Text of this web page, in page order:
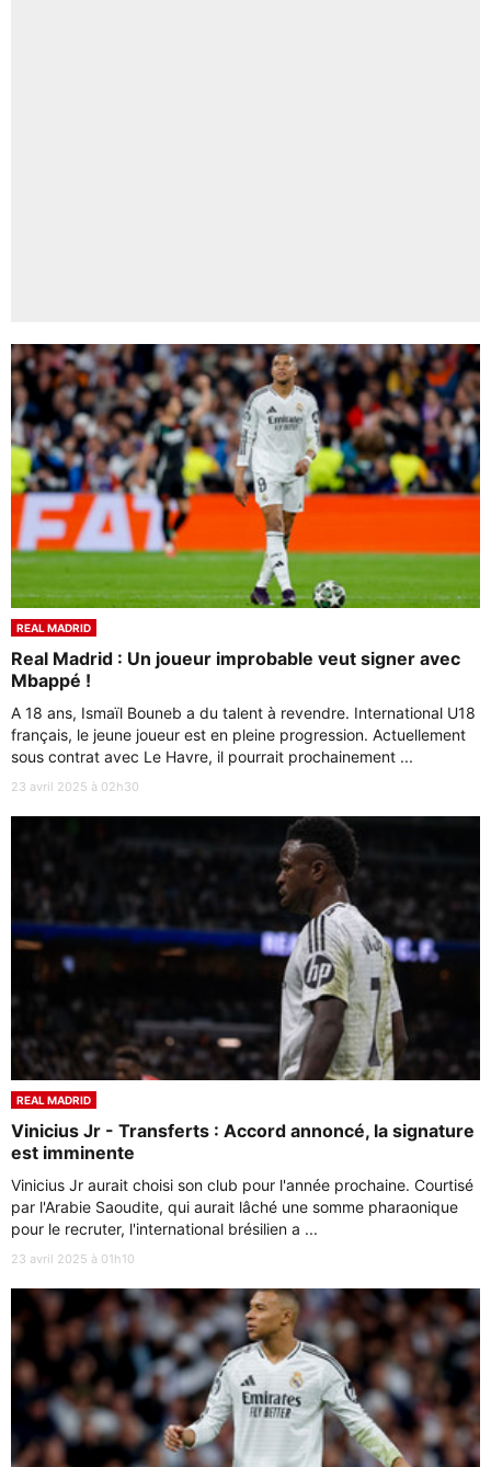
REAL MADRID
Real Madrid : Un joueur improbable veut signer avec
Mbappé !
A 18 ans, Ismaïl Bouneb a du talent à revendre. International U18
français, le jeune joueur est en pleine progression. Actuellement
sous contrat avec Le Havre, il pourrait prochainement ...
23 avril 2025 à 02h30
REAL MADRID
Vinicius Jr - Transferts : Accord annoncé, la signature
est imminente
Vinicius Jr aurait choisi son club pour l'année prochaine. Courtisé
par l'Arabie Saoudite, qui aurait lâché une somme pharaonique
pour le recruter, l'international brésilien a ...
23 avril 2025 à 01h10